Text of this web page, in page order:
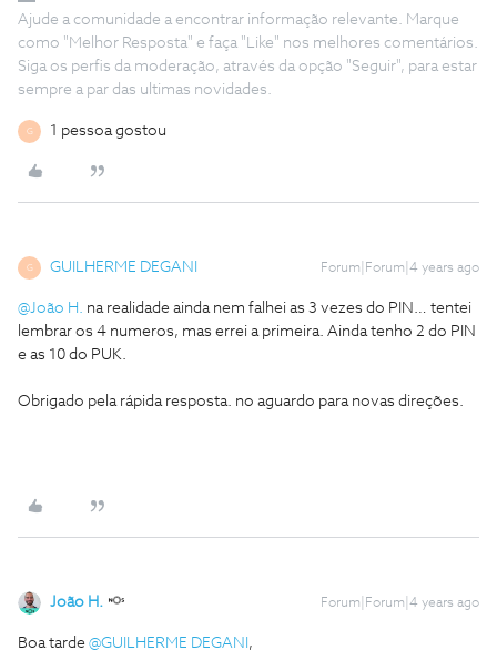
Ajude a comunidade a encontrar informação relevante. Marque
como "Melhor Resposta" e faça "Like" nos melhores comentários.
Siga os perfis da moderação, através da opção "Seguir", para estar
sempre a par das ultimas novidades.
G 1 pessoa gostou
G GUILHERME DEGANI Forum|Forum|4 years ago
@João H. na realidade ainda nem falhei as 3 vezes do PIN… tentei
lembrar os 4 numeros, mas errei a primeira. Ainda tenho 2 do PIN
e as 10 do PUK.
Obrigado pela rápida resposta. no aguardo para novas direções.
João H. Forum|Forum|4 years ago
Boa tarde @GUILHERME DEGANI ,